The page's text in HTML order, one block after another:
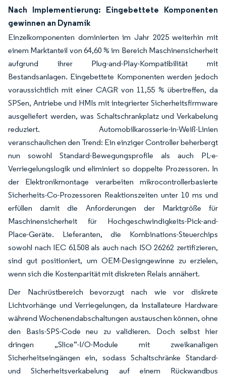
Nach Implementierung: Eingebettete Komponenten
gewinnen an Dynamik
Einzelkomponenten dominierten im Jahr 2025 weiterhin mit
einem Marktanteil von 64,60 % im Bereich Maschinensicherheit
aufgrund ihrer Plug-and-Play-Kompatibilität mit
Bestandsanlagen. Eingebettete Komponenten werden jedoch
voraussichtlich mit einer CAGR von 11,55 % übertreffen, da
SPSen, Antriebe und HMIs mit integrierter Sicherheitsfirmware
ausgeliefert werden, was Schaltschrankplatz und Verkabelung
reduziert. Automobilkarosserie-in-Weiß-Linien
veranschaulichen den Trend: Ein einziger Controller beherbergt
nun sowohl Standard-Bewegungsprofile als auch PL-e-
Verriegelungslogik und eliminiert so doppelte Prozessoren. In
der Elektronikmontage verarbeiten mikrocontrollerbasierte
Sicherheits-Co-Prozessoren Reaktionszeiten unter 10 ms und
erfüllen damit die Anforderungen der Marktgröße für
Maschinensicherheit für Hochgeschwindigkeits-Pick-and-
Place-Geräte. Lieferanten, die Kombinations-Steuerchips
sowohl nach IEC 61508 als auch nach ISO 26262 zertifizieren,
sind gut positioniert, um OEM-Designgewinne zu erzielen,
wenn sich die Kostenparität mit diskreten Relais annähert.
Der Nachrüstbereich bevorzugt nach wie vor diskrete
Lichtvorhänge und Verriegelungen, da Installateure Hardware
während Wochenendabschaltungen austauschen können, ohne
den Basis-SPS-Code neu zu validieren. Doch selbst hier
dringen „Slice”-I/O-Module mit zweikanaligen
Sicherheitseingängen ein, sodass Schaltschränke Standard-
und Sicherheitsverkabelung auf einem Rückwandbus